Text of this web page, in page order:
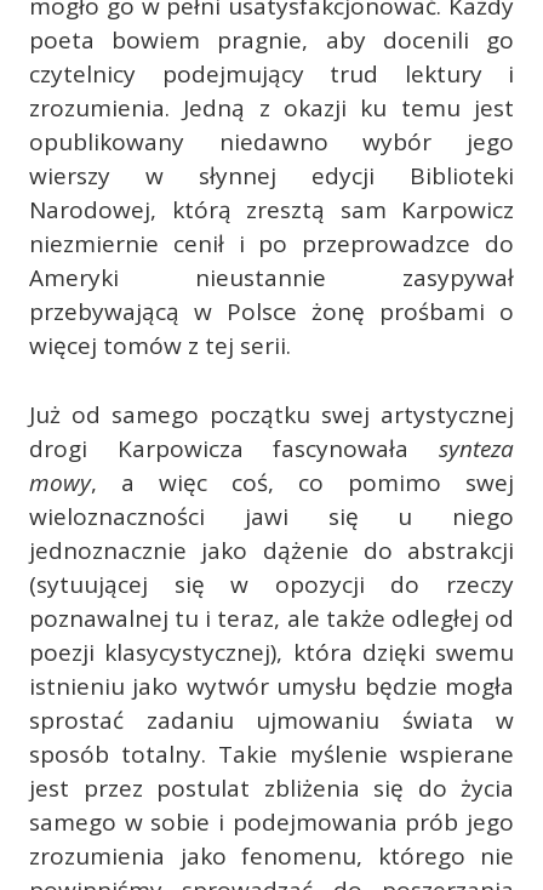
mogło go w pełni usatysfakcjonować. Każdy
poeta bowiem pragnie, aby docenili go
czytelnicy podejmujący trud lektury i
zrozumienia. Jedną z okazji ku temu jest
opublikowany niedawno wybór jego
wierszy w słynnej edycji Biblioteki
Narodowej, którą zresztą sam Karpowicz
niezmiernie cenił i po przeprowadzce do
Ameryki nieustannie zasypywał
przebywającą w Polsce żonę prośbami o
więcej tomów z tej serii.
Już od samego początku swej artystycznej
drogi Karpowicza fascynowała synteza
mowy, a więc coś, co pomimo swej
wieloznaczności jawi się u niego
jednoznacznie jako dążenie do abstrakcji
(sytuującej się w opozycji do rzeczy
poznawalnej tu i teraz, ale także odległej od
poezji klasycystycznej), która dzięki swemu
istnieniu jako wytwór umysłu będzie mogła
sprostać zadaniu ujmowaniu świata w
sposób totalny. Takie myślenie wspierane
jest przez postulat zbliżenia się do życia
samego w sobie i podejmowania prób jego
zrozumienia jako fenomenu, którego nie